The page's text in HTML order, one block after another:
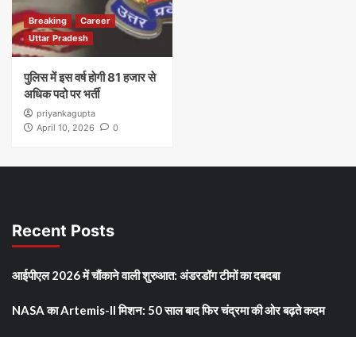
Breaking
Career
Uttar Pradesh
पुलिस में इस वर्ष होगी 81 हजार से
अधिक पदो पर भर्ती
priyankagupta
April 10, 2026
0
Recent Posts
आईपीएल 2026 में चौंकाने वाली शुरुआत: अंडरडॉग टीमों का दबदबा
NASA का Artemis-II मिशन: 50 साल बाद फिर चंद्रमा की ओर बढ़ते कदम